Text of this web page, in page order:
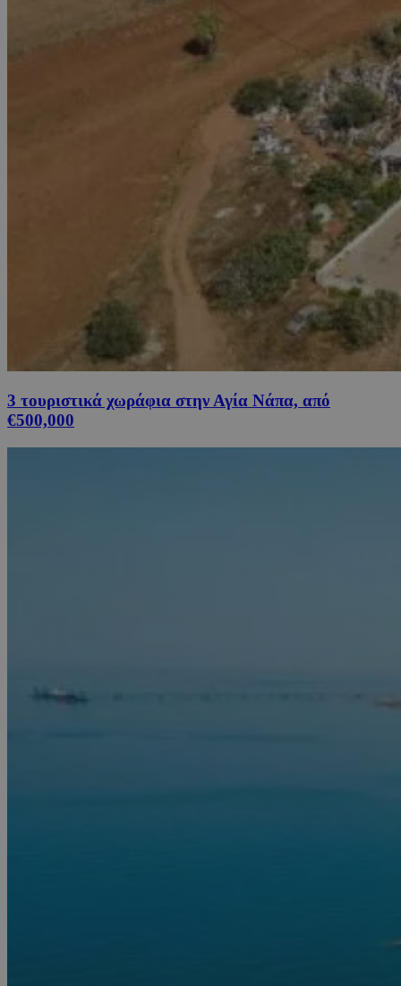
3 τουριστικά χωράφια στην Αγία Νάπα, από
€500,000